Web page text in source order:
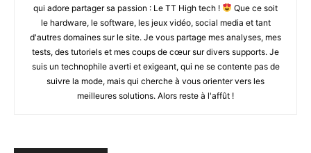
qui adore partager sa passion : Le TT High tech !
Que ce soit
le hardware, le software, les jeux vidéo, social media et tant
d'autres domaines sur le site. Je vous partage mes analyses, mes
tests, des tutoriels et mes coups de cœur sur divers supports. Je
suis un technophile averti et exigeant, qui ne se contente pas de
suivre la mode, mais qui cherche à vous orienter vers les
meilleures solutions. Alors reste à l'affût !